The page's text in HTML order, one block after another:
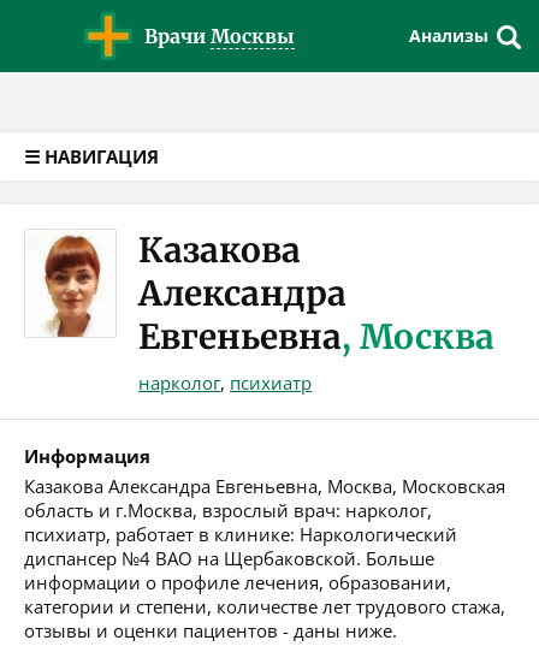
Врачи Москвы Анализы
☰ НАВИГАЦИЯ
Казакова
Александра
Евгеньевна, Москва
нарколог, психиатр
Информация
Казакова Александра Евгеньевна, Москва, Московская
область и г.Москва, взрослый врач: нарколог,
психиатр, работает в клинике: Наркологический
диспансер №4 ВАО на Щербаковской. Больше
информации о профиле лечения, образовании,
категории и степени, количестве лет трудового стажа,
отзывы и оценки пациентов - даны ниже.